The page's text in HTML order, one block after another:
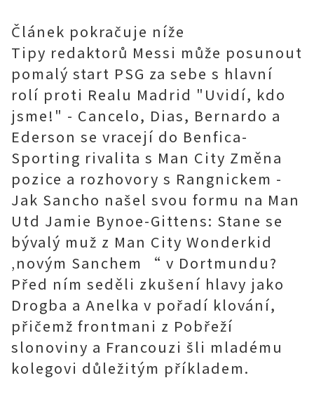
Článek pokračuje níže
Tipy redaktorů Messi může posunout
pomalý start PSG za sebe s hlavní
rolí proti Realu Madrid "Uvidí, kdo
jsme!" - Cancelo, Dias, Bernardo a
Ederson se vracejí do Benfica-
Sporting rivalita s Man City Změna
pozice a rozhovory s Rangnickem -
Jak Sancho našel svou formu na Man
Utd Jamie Bynoe-Gittens: Stane se
bývalý muž z Man City Wonderkid
‚novým Sanchem “ v Dortmundu?
Před ním seděli zkušení hlavy jako
Drogba a Anelka v pořadí klování,
přičemž frontmani z Pobřeží
slonoviny a Francouzi šli mladému
kolegovi důležitým příkladem.